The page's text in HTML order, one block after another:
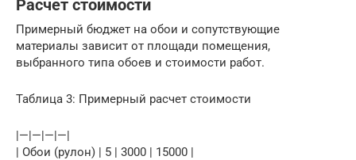
Расчет стоимости
Примерный бюджет на обои и сопутствующие
материалы зависит от площади помещения,
выбранного типа обоев и стоимости работ.
Таблица 3: Примерный расчет стоимости
|—|—|—|—|
| Обои (рулон) | 5 | 3000 | 15000 |